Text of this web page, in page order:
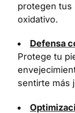
protegen tus
oxidativo.
Defensa
Protege tu
sentirte más